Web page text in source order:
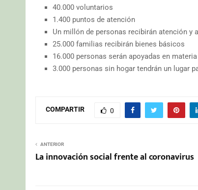
40.000 voluntarios
1.400 puntos de atención
Un millón de personas recibirán atención y
25.000 familias recibirán bienes básicos
16.000 personas serán apoyadas en
3.000 personas sin hogar tendrán un lugar
COMPARTIR 0
ANTERIOR
La innovación social frente al coronavirus